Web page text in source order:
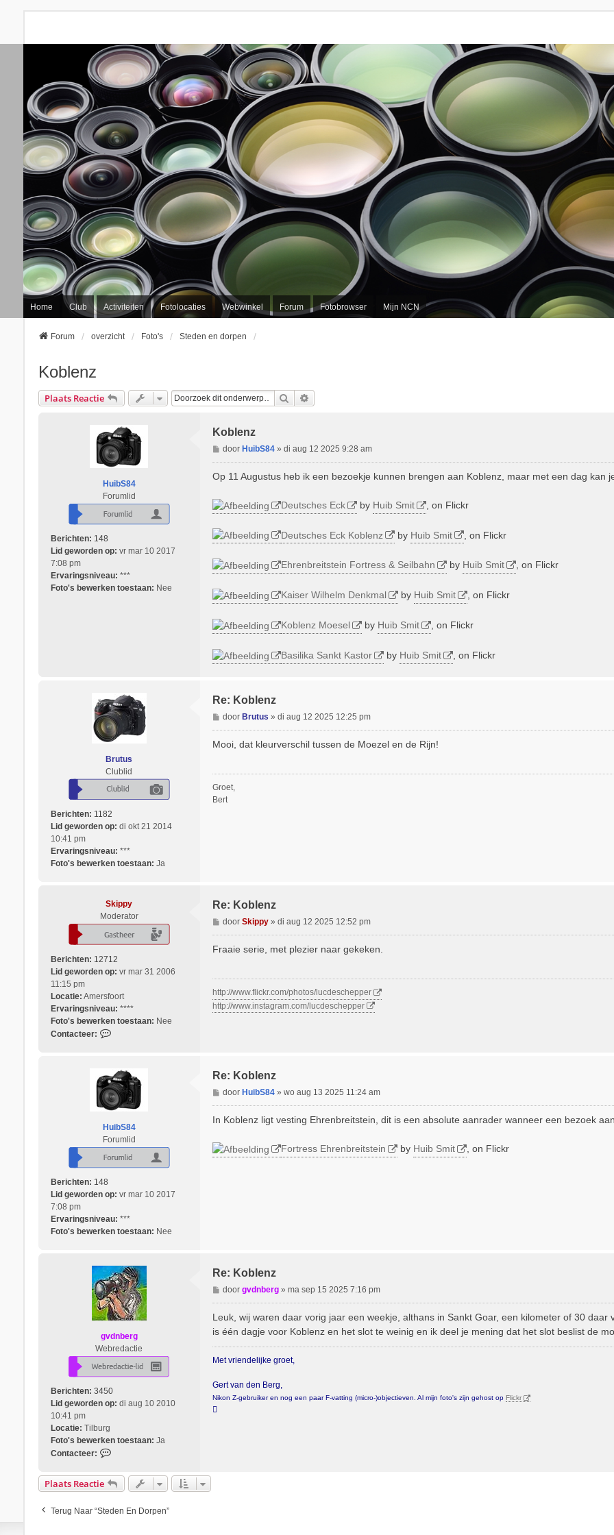
Home Club Activiteiten Fotolocaties Webwinkel Forum Fotobrowser Mijn NCN
Forum overzicht Foto's Steden en dorpen
Koblenz
Plaats Reactie Zoek
HuibS84
Forumlid
Berichten: 148
Lid geworden op: vr mar 10 2017
7:08 pm
Ervaringsniveau: ***
Foto's bewerken toestaan: Nee
Koblenz
B
e
i
c
h
doorHuibS84 »di aug 12 2025 9:28 am
Op 11 Augustus heb ik een bezoekje kunnen brengen aan Koblenz, maar met een dag kan
Deutsches Eck by Huib Smit , on Flickr
Deutsches Eck Koblenz by Huib Smit , on Flickr
Ehrenbreitstein Fortress & Seilbahn by Huib Smit , on Flickr
Kaiser Wilhelm Denkmal by Huib Smit , on Flickr
Koblenz Moesel by Huib Smit , on Flickr
Basilika Sankt Kastor by Huib Smit , on Flickr
Brutus
Clublid
Berichten: 1182
Lid geworden op: di okt 21 2014
10:41 pm
Ervaringsniveau: ***
Foto's bewerken toestaan: Ja
Re: Koblenz
B
e
h
t
doorBrutus »di aug 12 2025 12:25 pm
Mooi, dat kleurverschil tussen de Moezel en de Rijn!
Groet,
Bert
Skippy
Moderator
Berichten: 12712
Lid geworden op: vr mar 31 2006
11:15 pm
Locatie: Amersfoort
Ervaringsniveau: ****
Foto's bewerken toestaan: Nee
Contacteer:
a
c
t
e
r
S
k
p
y
Re: Koblenz
B
e
h
t
doorSkippy »di aug 12 2025 12:52 pm
Fraaie serie, met plezier naar gekeken.
http://www.flickr.com/photos/lucdeschepper
http://www.instagram.com/lucdeschepper
HuibS84
Forumlid
Berichten: 148
Lid geworden op: vr mar 10 2017
7:08 pm
Ervaringsniveau: ***
Foto's bewerken toestaan: Nee
Re: Koblenz
B
e
c
h
doorHuibS84 »wo aug 13 2025 11:24 am
In Koblenz ligt vesting Ehrenbreitstein, dit is een absolute aanrader wanneer een bezoek
Fortress Ehrenbreitstein by Huib Smit , on Flickr
gvdnberg
Webredactie
Berichten: 3450
Lid geworden op: di aug 10 2010
10:41 pm
Locatie: Tilburg
Foto's bewerken toestaan: Ja
Contacteer:
n
t
c
Re: Koblenz
B
e
c
h
t
doorgvdnberg »ma sep 15 2025 7:16 pm
Leuk, wij waren daar vorig jaar een weekje, althans in Sankt Goar, een kilometer of 30 daar
is één dagje voor Koblenz en het slot te weinig en ik deel je mening dat het slot beslist de
Met vriendelijke groet,
Gert van den Berg,
Nikon Z-gebruiker en nog een paar F-vatting (micro-)objectieven. Al mijn foto's zijn gehost op Flickr

Plaats Reactie
Terug Naar “Steden En Dorpen”